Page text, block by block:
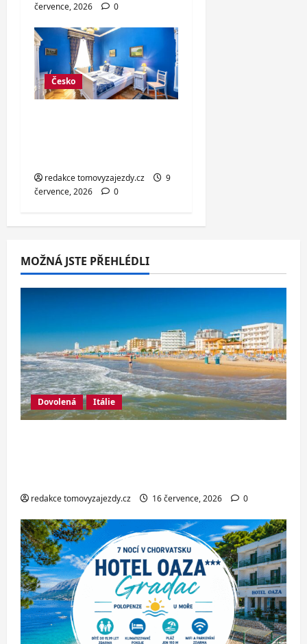
července, 2026
0
Česko
redakce tomovyzajezdy.cz
9
července, 2026
0
MOŽNÁ JSTE PŘEHLÉDLI
Dovolená Itálie
redakce tomovyzajezdy.cz 16 července, 2026 0